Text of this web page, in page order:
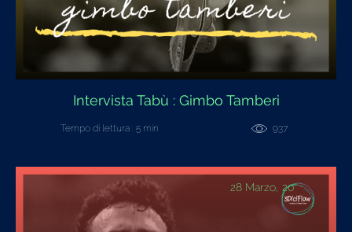
Intervista Tabù : Gimbo Tamberi
Tempo di lettura : 5 min 937
28 Marzo, 20